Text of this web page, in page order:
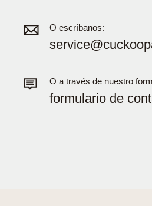
O escríbanos:
O a través de nuestro
formulario de